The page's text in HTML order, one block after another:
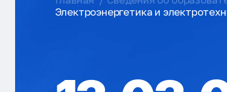
Электроэнергетика и